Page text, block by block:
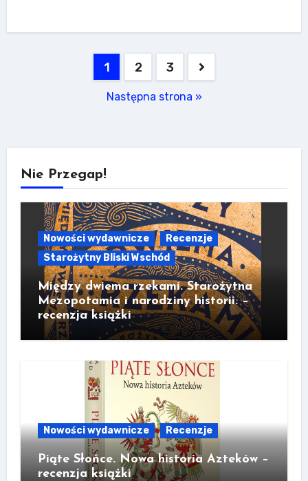
Stronicowanie
1 2 3
Następna strona »
Nie Przegap!
Nowości wydawnicze
Recenzje
Starożytny Bliski Wschód
Między dwiema rzekami. Starożytna
Mezopotamia i narodziny historii. –
recenzja książki
Nowości wydawnicze Recenzje
Piąte Słońce. Nowa historia Azteków –
recenzja książki